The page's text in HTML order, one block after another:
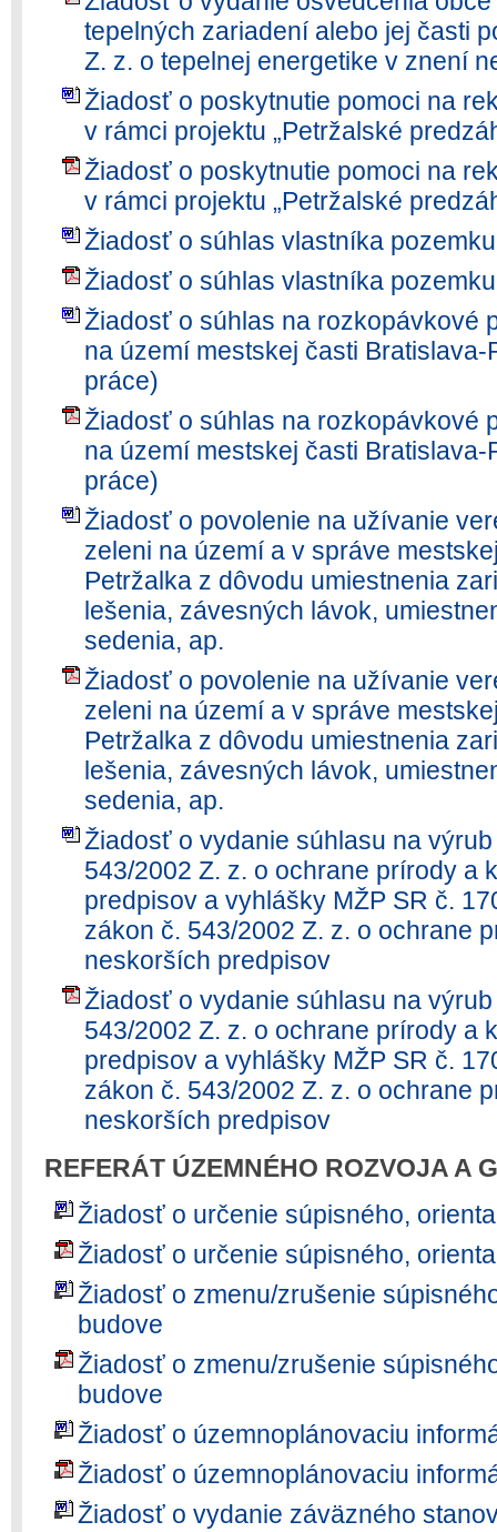
tepelných zariadení alebo jej časti
Z. z. o tepelnej energetike v znení
Žiadosť o poskytnutie pomoci na
v rámci projektu „Petržalské
Žiadosť o poskytnutie pomoci na
v rámci projektu „Petržalské
Žiadosť o súhlas vlastníka
Žiadosť o súhlas vlastníka
Žiadosť o súhlas na rozkopávkové
na území mestskej časti
práce)
Žiadosť o súhlas na rozkopávkové
na území mestskej časti
práce)
Žiadosť o povolenie na užívanie
zeleni na území a v správe
Petržalka z dôvodu umiestnenia
lešenia, závesných lávok,
sedenia, ap.
Žiadosť o povolenie na užívanie
zeleni na území a v správe
Petržalka z dôvodu umiestnenia
lešenia, závesných lávok,
sedenia, ap.
Žiadosť o vydanie súhlasu na
543/2002 Z. z. o ochrane prírody a
predpisov a vyhlášky MŽP SR č.
zákon č. 543/2002 Z. z. o ochrane
neskorších predpisov
Žiadosť o vydanie súhlasu na
543/2002 Z. z. o ochrane prírody a
predpisov a vyhlášky MŽP SR č.
zákon č. 543/2002 Z. z. o ochrane
neskorších predpisov
REFERÁT ÚZEMNÉHO ROZVOJA A
Žiadosť o určenie súpisného,
Žiadosť o určenie súpisného,
Žiadosť o zmenu/zrušenie
budove
Žiadosť o zmenu/zrušenie
budove
Žiadosť o územnoplánovaciu
Žiadosť o územnoplánovaciu
Žiadosť o vydanie záväzného